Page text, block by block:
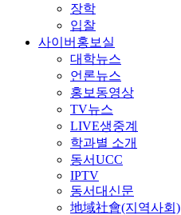
장학
입찰
사이버홍보실
대학뉴스
언론뉴스
홍보동영상
TV뉴스
LIVE생중계
학과별 소개
동서UCC
IPTV
동서대신문
地域社會(지역사회)